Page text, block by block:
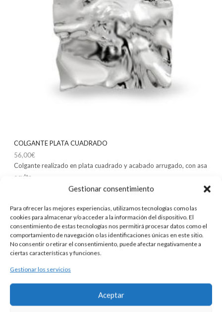
Gestionar consentimiento
Para ofrecer las mejores experiencias, utilizamos tecnologías como las
cookies para almacenar y/o acceder a la información del dispositivo. El
consentimiento de estas tecnologías nos permitirá procesar datos como el
comportamiento de navegación o las identificaciones únicas en este sitio.
No consentir o retirar el consentimiento, puede afectar negativamente a
ciertas características y funciones.
Gestionar los servicios
Aceptar
COLGANTE PLATA CUADRADO
56,00€
Colgante realizado en plata cuadrado y acabado arrugado, con asa
oculta.